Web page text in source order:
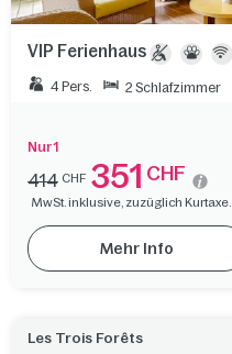
VIP Ferienhaus
4 Pers. 2 Schlafzimmer
Nur 1
414 CHF 351 CHF
MwSt. inklusive, zuzüglich Kurtaxe.
Mehr Info
Les Trois Forêts